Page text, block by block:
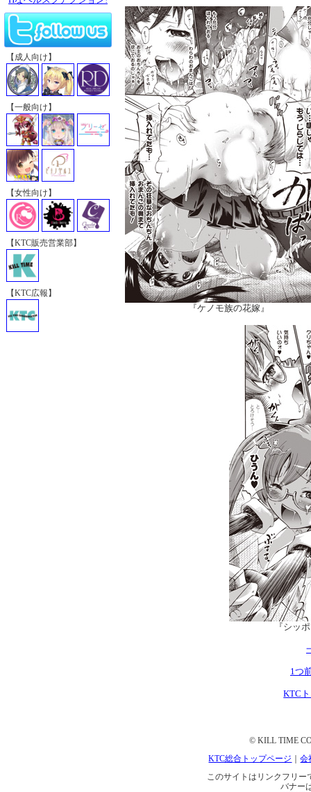
【成人向け】
【一般向け】
【女性向け】
【KTC販売営業部】
【KTC広報】
『ケノモ族の花嫁』
『シッ
1つ
KTC
© KILL TIME
KTC総合トップページ
｜会
このサイトはリンクフリー
バナー